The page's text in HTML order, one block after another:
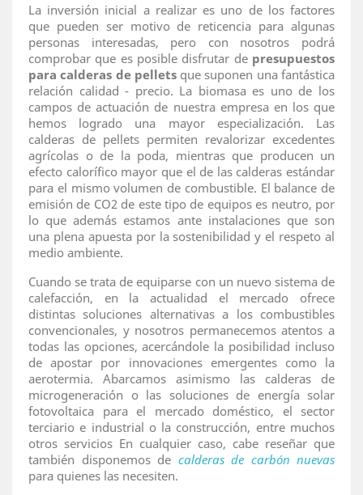
La inversión inicial a realizar es uno de los factores
que pueden ser motivo de reticencia para algunas
personas interesadas, pero con nosotros podrá
comprobar que es posible disfrutar de presupuestos
para calderas de pelletsque suponen una fantástica
relación calidad - precio. La biomasa es uno de los
campos de actuación de nuestra empresa en los que
hemos logrado una mayor especialización. Las
calderas de pellets permiten revalorizar excedentes
agrícolas o de la poda, mientras que producen un
efecto calorífico mayor que el de las calderas estándar
para el mismo volumen de combustible. El balance de
emisión de CO2 de este tipo de equipos es neutro, por
lo que además estamos ante instalaciones que son
una plena apuesta por la sostenibilidad y el respeto al
medio ambiente.
Cuando se trata de equiparse con un nuevo sistema de
calefacción, en la actualidad el mercado ofrece
distintas soluciones alternativas a los combustibles
convencionales, y nosotros permanecemos atentos a
todas las opciones, acercándole la posibilidad incluso
de apostar por innovaciones emergentes como la
aerotermia. Abarcamos asimismo las calderas de
microgeneración o las soluciones de energía solar
fotovoltaica para el mercado doméstico, el sector
terciario e industrial o la construcción, entre muchos
otros servicios En cualquier caso, cabe reseñar que
también disponemos de calderas de carbón nuevas
para quienes las necesiten.